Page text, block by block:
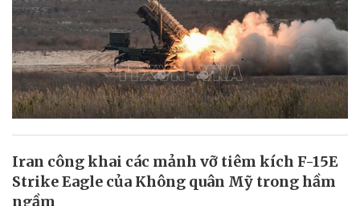
Iran công khai các mảnh vỡ tiêm kích F-15E
Strike Eagle của Không quân Mỹ trong hầm
ngầm